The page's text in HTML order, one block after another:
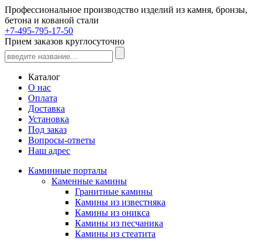
Профессиональное производство изделий из камня, бронзы,
бетона и кованой стали
+7-495-795-17-50
Прием заказов круглосуточно
Каталог
О нас
Оплата
Доставка
Установка
Под заказ
Вопросы-ответы
Наш адрес
Каминные порталы
Каменные камины
Гранитные камины
Камины из известняка
Камины из оникса
Камины из песчаника
Камины из стеатита